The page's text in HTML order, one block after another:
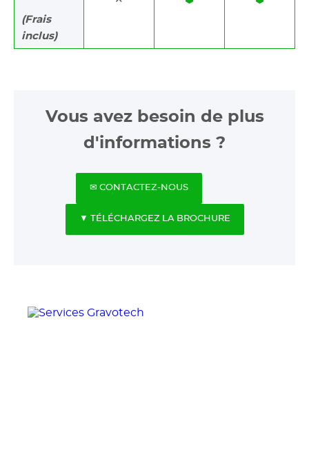
(Frais
inclus)
Vous avez besoin de plus
d'informations ?
✉ CONTACTEZ-NOUS
▼ TÉLÉCHARGEZ LA BROCHURE